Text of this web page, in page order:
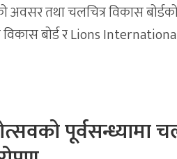
अवसर तथा चलचित्र विकास
विकास बोर्ड र Lions
पूर्वसन्ध्यामा